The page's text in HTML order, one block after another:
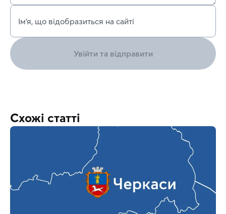
Ім’я, що відобразиться на сайті
Увійти та відправити
Схожі статті